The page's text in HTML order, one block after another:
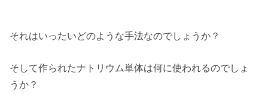
それはいったいどのような手法なのでしょうか？
そして作られたナトリウム単体は何に使われるのでしょ
うか？